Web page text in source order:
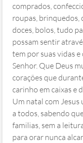
comprados,
roupas, brinquedos,
doces, bolos, tudo
possam sentir
tem por suas vidas
Senhor. Que Deus
corações que
carinho em caixas e
Um natal com Jesus
a todos, sabendo
familias, sem a
para orar nunca